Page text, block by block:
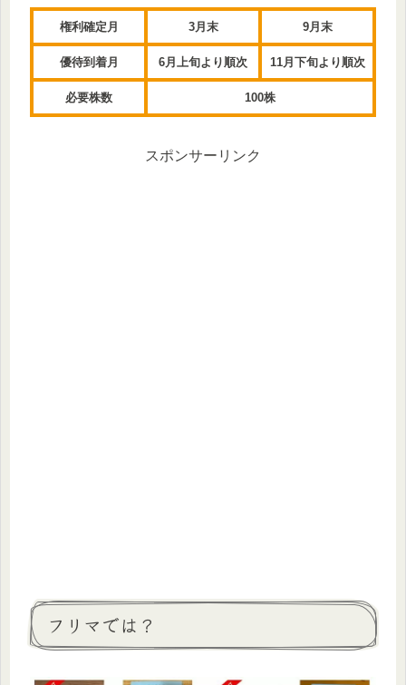
権利確定月 3月末 9月末
優待到着月 6月上旬より順次 11月下旬より順次
必要株数 100株
スポンサーリンク
フリマでは？